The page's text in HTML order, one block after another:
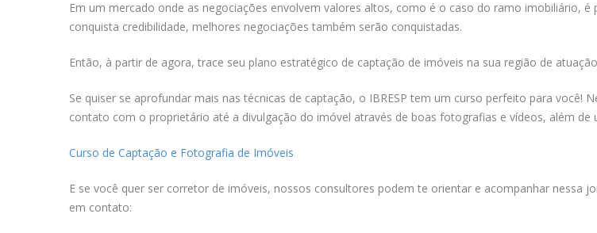
Em um mercado onde as negociações envolvem valores altos, como é o caso do ramo imobiliário,
conquista credibilidade, melhores negociações também serão conquistadas.
Então, à partir de agora, trace seu plano estratégico de captação de imóveis na sua região de
Se quiser se aprofundar mais nas técnicas de captação, o IBRESP tem um curso perfeito para
contato com o proprietário até a divulgação do imóvel através de boas fotografias e vídeos, além de
Curso de Captação e Fotografia de Imóveis
E se você quer ser corretor de imóveis, nossos consultores podem te orientar e acompanhar nessa
em contato: